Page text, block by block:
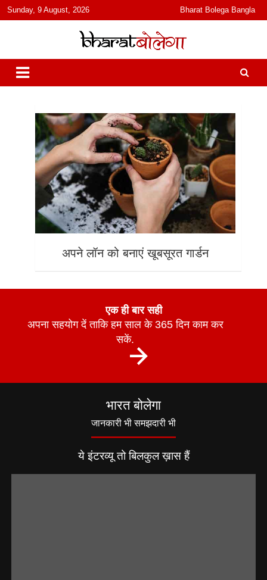
content
Sunday, 9 August, 2026 Bharat Bolega Bangla
भारत बोलेगा
हिंदी में समाचार, विचार, ऑडियो, वीडियो और फ़ीचर. भारत बोलेगा हिंदी न्यूज़ वेबसाइट
India: News, Views, Info, Trends & Podcast I जानकारी भी समझदारी भी
और पॉडकास्ट
अपने लॉन को बनाएं खूबसूरत गार्डन
एक ही बार सही
अपना सहयोग दें ताकि हम साल के 365 दिन काम कर
सकें.
भारत बोलेगा
जानकारी भी समझदारी भी
ये इंटरव्यू तो बिलकुल ख़ास हैं